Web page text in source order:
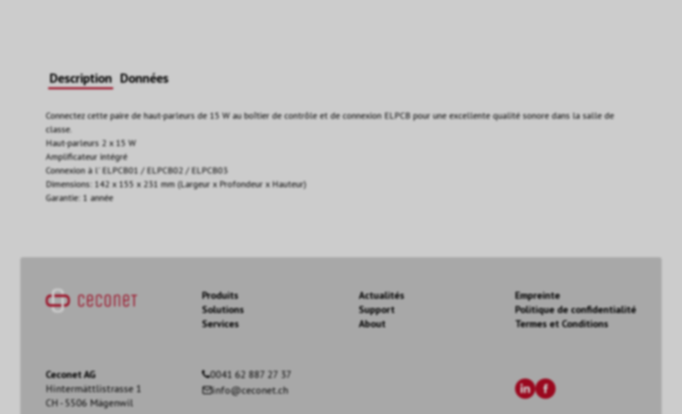
Description Données
Connectez cette paire de haut-parleurs de 15 W au boîtier de contrôle et de connexion ELPCB pour une excellente qualité sonore dans la salle de
classe.
Haut-parleurs 2 x 15 W
Amplificateur intégré
Connexion à l' ELPCB01 / ELPCB02 / ELPCB03
Dimensions: 142 x 155 x 231 mm (Largeur x Profondeur x Hauteur)
Garantie: 1 année
Produits
Solutions
Services
Actualités
Support
About
Empreinte
Politique de confidentialité
Termes et Conditions
Ceconet AG
Hintermättlistrasse 1
CH - 5506 Mägenwil
0041 62 887 27 37
info@ceconet.ch